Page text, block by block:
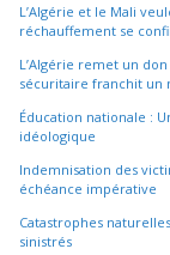
L’Algérie et le Mali
réchauffement se
L’Algérie remet un
sécuritaire franchit un
Éducation nationale :
idéologique
Indemnisation des
échéance impérative
Catastrophes
sinistrés